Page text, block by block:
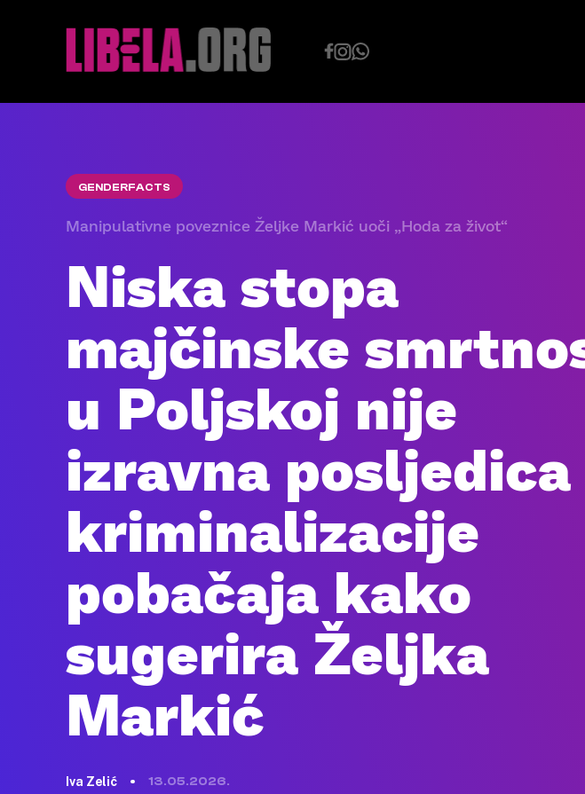
GENDERFACTS
Manipulativne poveznice Željke Markić uoči „Hoda za život“
Niska stopa
majčinske
u Poljskoj nije
izravna posljedica
kriminalizacije
pobačaja kako
sugerira Željka
Markić
Iva Zelić 13.05.2026.